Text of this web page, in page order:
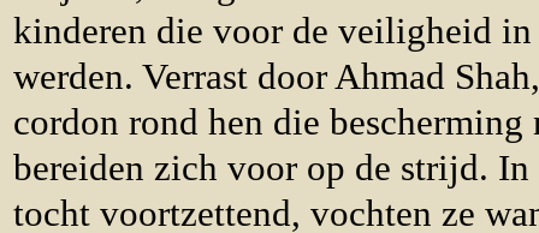
kinderen die voor de veiligheid
werden. Verrast door Ahmad
cordon rond hen die bescherming
bereiden zich voor op de strijd.
tocht voortzettend, vochten ze